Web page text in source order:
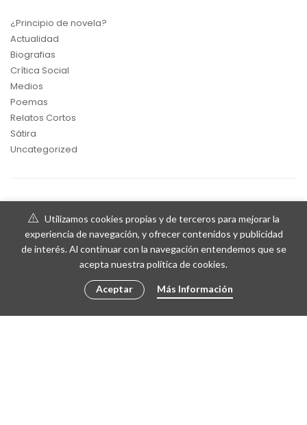
¿Principio de novela?
Actualidad
Biografias
Crítica Social
Medios
Poemas
Relatos Cortos
Sátira
Uncategorized
Utilizamos cookies propias y de terceros para mejorar la
experiencia de navegación, y ofrecer contenidos y publicidad
de interés. Al continuar con la navegación entendemos que se
acepta nuestra política de cookies.
Aceptar Más Información